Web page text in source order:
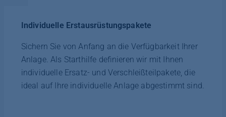
Individuelle Erstausrüstungspakete
Sichern Sie von Anfang an die Verfügbarkeit Ihrer
Anlage. Als Starthilfe definieren wir mit Ihnen
individuelle Ersatz- und Verschleißteilpakete, die
ideal auf Ihre individuelle Anlage abgestimmt sind.